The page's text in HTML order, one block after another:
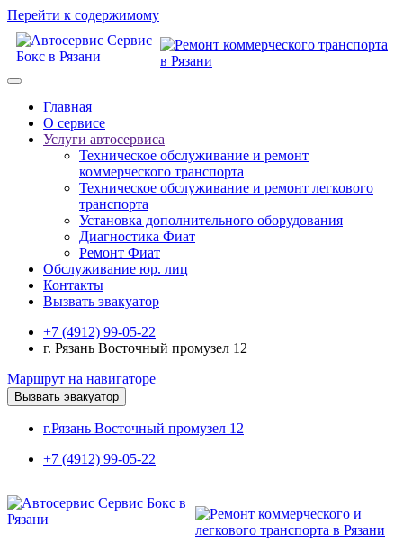
Перейти к содержимому
Главная
О сервисе
Услуги автосервиса
Техническое обcлуживание и ремонт
коммерческого транспорта
Техническое обcлуживание и ремонт легкового
транспорта
Установка дополнительного оборудования
Диагностика Фиат
Ремонт Фиат
Обслуживание юр. лиц
Контакты
Вызвать эвакуатор
+7 (4912) 99-05-22
г. Рязань Восточный промузел 12
Маршрут на навигаторе
Вызвать эвакуатор
г.Рязань Восточный промузел 12
+7 (4912) 99-05-22